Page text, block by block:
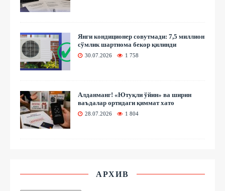
Янги кондиционер совутмади: 7,5 миллион
сўмлик шартнома бекор қилинди
30.07.2026 1 758
Алданманг! «Ютуқли ўйин» ва ширин
ваъдалар ортидаги қиммат хато
28.07.2026 1 804
АРХИВ